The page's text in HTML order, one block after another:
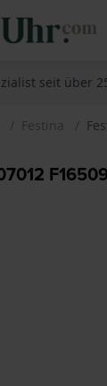
seit über
Festina